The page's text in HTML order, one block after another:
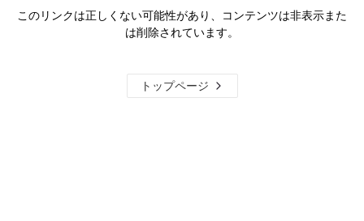
このリンクは正しくない可能性があり、コンテンツは非表示また
は削除されています。
トップページ